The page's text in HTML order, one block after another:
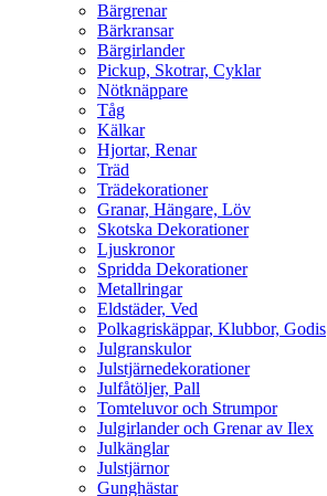
Bärgrenar
Bärkransar
Bärgirlander
Pickup, Skotrar, Cyklar
Nötknäppare
Tåg
Kälkar
Hjortar, Renar
Träd
Trädekorationer
Granar, Hängare, Löv
Skotska Dekorationer
Ljuskronor
Spridda Dekorationer
Metallringar
Eldstäder, Ved
Polkagriskäppar, Klubbor, Godis
Julgranskulor
Julstjärnedekorationer
Julfåtöljer, Pall
Tomteluvor och Strumpor
Julgirlander och Grenar av Ilex
Julkänglar
Julstjärnor
Gunghästar